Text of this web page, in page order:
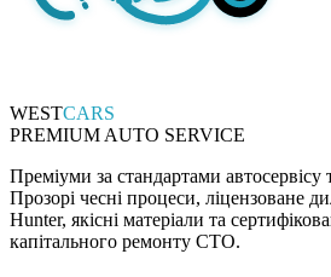
WESTCARS
PREMIUM AUTO SERVICE
Преміуми за стандартами автосервісу
Прозорі чесні процеси, ліцензоване
Hunter, якісні матеріали та
капітального ремонту СТО.